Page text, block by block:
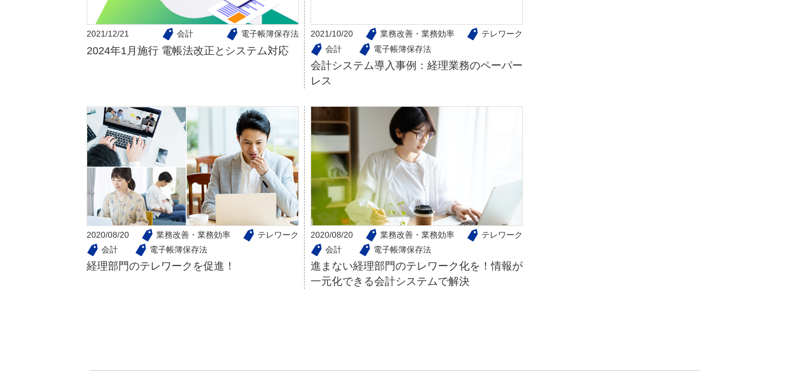
2021/12/21 会計 電子帳簿保存法
2024年1月施行 電帳法改正とシステム対応
2021/10/20 業務改善・業務効率
テレワーク
会計
電子帳簿保存法
会計システム導入事例：経理業務のペーパー
レス
2020/08/20 業務改善・業務効率
テレワーク
会計
電子帳簿保存法
経理部門のテレワークを促進！
2020/08/20 業務改善・業務効率
テレワーク
会計
電子帳簿保存法
進まない経理部門のテレワーク化を！情報が
一元化できる会計システムで解決